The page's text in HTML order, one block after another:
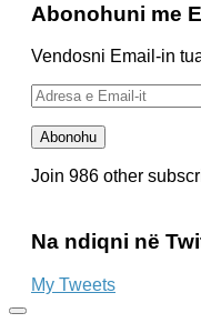
Abonohuni me
Vendosni Email-in
Adresa
e
Email-
it
Abonohu
Join 986 other
Na ndiqni në
My Tweets